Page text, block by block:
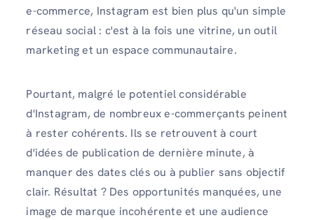
e-commerce, Instagram est bien plus qu'un simple
réseau social : c'est à la fois une vitrine, un outil
marketing et un espace communautaire.
Pourtant, malgré le potentiel considérable
d'Instagram, de nombreux e-commerçants peinent
à rester cohérents. Ils se retrouvent à court
d'idées de publication de dernière minute, à
manquer des dates clés ou à publier sans objectif
clair. Résultat ? Des opportunités manquées, une
image de marque incohérente et une audience